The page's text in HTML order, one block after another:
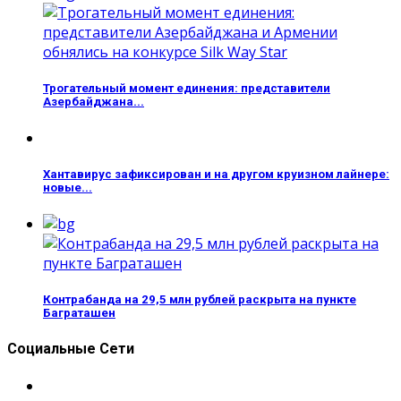
Трогательный момент единения: представители
Азербайджана...
Хантавирус зафиксирован и на другом круизном лайнере:
новые...
Контрабанда на 29,5 млн рублей раскрыта на пункте
Баграташен
Социальные Сети